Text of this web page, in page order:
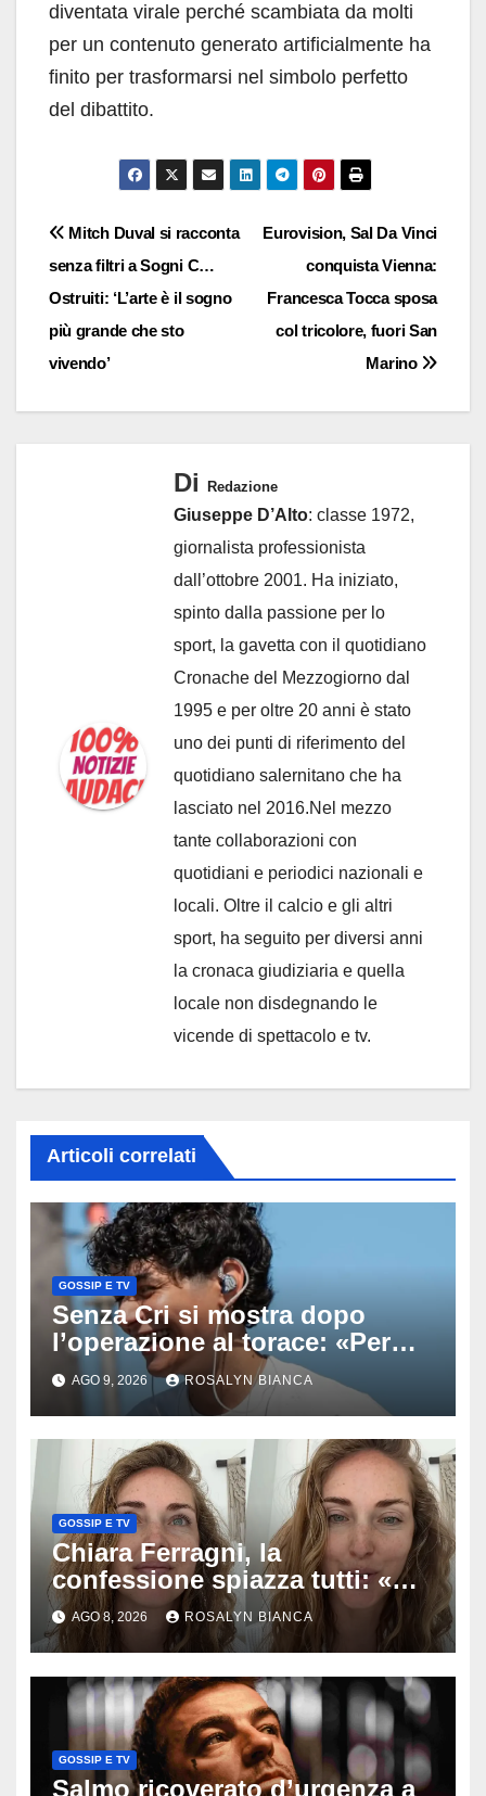
diventata virale perché scambiata da molti
per un contenuto generato artificialmente ha
finito per trasformarsi nel simbolo perfetto
del dibattito.
Navigazione
articoli
Eurovision, Sal Da Vinci
conquista Vienna:
Francesca Tocca sposa
col tricolore, fuori San
Marino
Mitch Duval si racconta
senza filtri a Sogni C…
Ostruiti: ‘L’arte è il sogno
più grande che sto
vivendo’
Di Redazione
Giuseppe D’Alto: classe 1972,
giornalista professionista
dall’ottobre 2001. Ha iniziato,
spinto dalla passione per lo
sport, la gavetta con il quotidiano
Cronache del Mezzogiorno dal
1995 e per oltre 20 anni è stato
uno dei punti di riferimento del
quotidiano salernitano che ha
lasciato nel 2016.Nel mezzo
tante collaborazioni con
quotidiani e periodici nazionali e
locali. Oltre il calcio e gli altri
sport, ha seguito per diversi anni
la cronaca giudiziaria e quella
locale non disdegnando le
vicende di spettacolo e tv.
Articoli correlati
GOSSIP E TV
Senza Cri si mostra dopo
l’operazione al torace: «Per
anni mi sentivo in trappola», il
racconto sul difficile percorso
verso la serenità
AGO 9, 2026 ROSALYN BIANCA
GOSSIP E TV
Chiara Ferragni, la
confessione spiazza tutti: «Un
mio ex voleva che mi rifacessi
il seno». Poi svela i ritocchi di
cui si è pentita
AGO 8, 2026 ROSALYN BIANCA
GOSSIP E TV
Salmo ricoverato d’urgenza a